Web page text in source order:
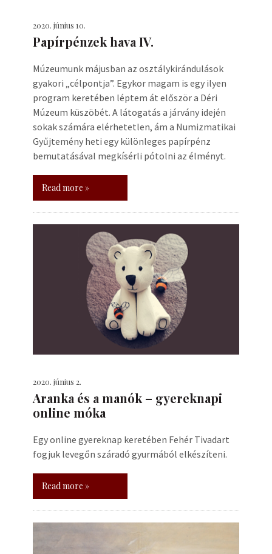
2020. június 10.
Papírpénzek hava IV.
Múzeumunk májusban az osztálykirándulások
gyakori „célpontja”. Egykor magam is egy ilyen
program keretében léptem át először a Déri
Múzeum küszöbét. A látogatás a járvány idején
sokak számára elérhetetlen, ám a Numizmatikai
Gyűjtemény heti egy különleges papírpénz
bemutatásával megkísérli pótolni az élményt.
Read more »
2020. június 2.
Aranka és a manók – gyereknapi
online móka
Egy online gyereknap keretében Fehér Tivadart
fogjuk levegőn száradó gyurmából elkészíteni.
Read more »